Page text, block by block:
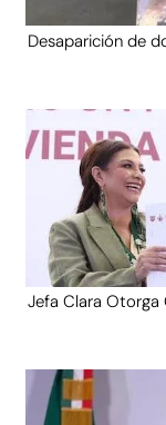
Desaparición de
Jefa Clara Otorga